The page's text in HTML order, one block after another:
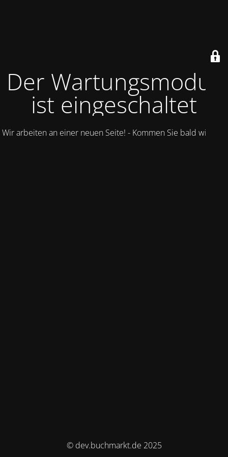
Der Wartungsmodus
ist eingeschaltet
Wir arbeiten an einer neuen Seite! - Kommen Sie bald wieder.
© dev.buchmarkt.de 2025